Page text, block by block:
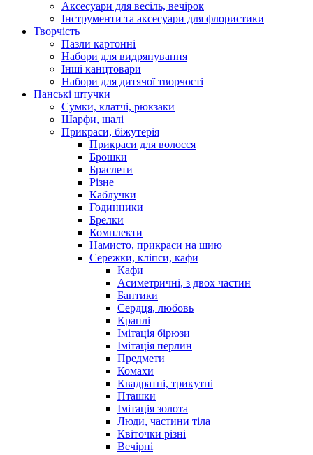
Аксесуари для весіль, вечірок
Інструменти та аксесуари для флористики
Творчість
Пазли картонні
Набори для видряпування
Інші канцтовари
Набори для дитячої творчості
Панські штучки
Сумки, клатчі, рюкзаки
Шарфи, шалі
Прикраси, біжутерія
Прикраси для волосся
Брошки
Браслети
Різне
Каблучки
Годинники
Брелки
Комплекти
Намисто, прикраси на шию
Сережки, кліпси, кафи
Кафи
Асиметричні, з двох частин
Бантики
Сердця, любовь
Краплі
Імітація бірюзи
Імітація перлин
Предмети
Комахи
Квадратні, трикутні
Пташки
Імітація золота
Люди, частини тіла
Квіточки різні
Вечірні